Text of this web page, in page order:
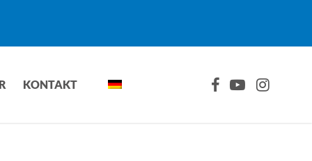
KONTAKT FACEBOOK
YOUTUBE